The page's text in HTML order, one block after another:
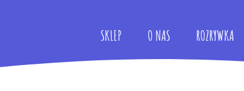
SKLEP O NAS ROZRYWKA